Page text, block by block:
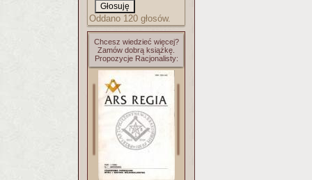
Oddano 120 głosów.
Chcesz wiedzieć więcej?
Zamów dobrą książkę.
Propozycje Racjonalisty: